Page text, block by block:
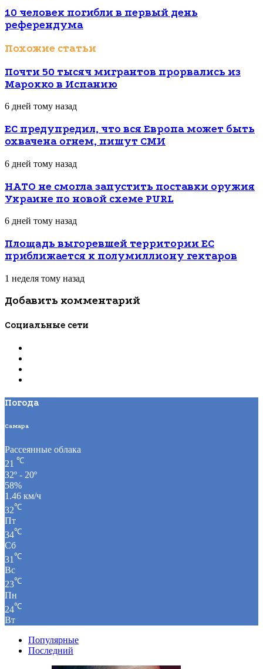
10 человек погибли в первый день
референдума
Похожие статьи
Почти 50 тысяч мигрантов прорвались из
Марокко в Испанию
6 дней тому назад
ЕС предупредил, что вся Европа может быть
охвачена огнем, пишут СМИ
6 дней тому назад
НАТО не смогла запустить поставки оружия
Украине по новой схеме PURL
6 дней тому назад
Площадь выгоревшей территории ЕС
приближается к полумиллиону гектаров
1 неделя тому назад
Добавить комментарий
Социальные сети
Погода
Самара
Рассеянные облака
21 ℃
32º - 20º
58%
1.46 км/ч
32℃
Пт
34℃
Сб
31℃
Вс
23℃
Пн
24℃
Вт
Популярные
Последний